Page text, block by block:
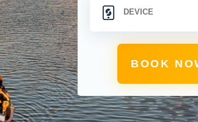
BOOK